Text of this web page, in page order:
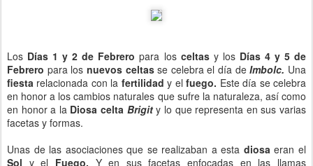
Los Días 1 y 2 de Febrero para los celtas y los Días 4 y 5 de
Febrero para los nuevos celtasse celebra el día deImbolc. Una
fiesta relacionada con la fertilidady elfuego. Este día se celebra
en honor a los cambios naturales que sufre la naturaleza, así como
en honor a la Diosa celta Brigity lo que representa en sus varias
facetas y formas.
Unas de las asociaciones que se realizaban a esta diosaeran el
Sol y el Fuego. Y en sus facetas enfocadas en las llamas